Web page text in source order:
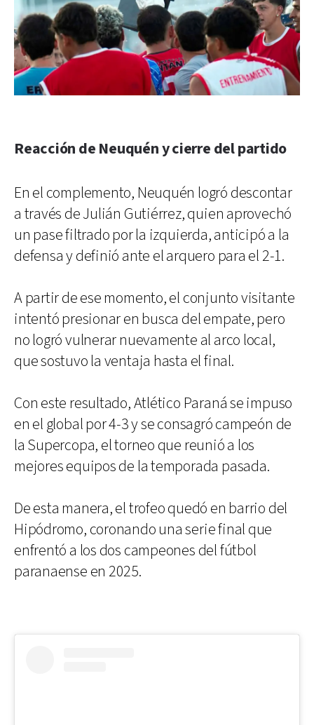
Reacción de Neuquén y cierre del partido
En el complemento, Neuquén logró descontar
a través de Julián Gutiérrez, quien aprovechó
un pase filtrado por la izquierda, anticipó a la
defensa y definió ante el arquero para el 2-1.
A partir de ese momento, el conjunto visitante
intentó presionar en busca del empate, pero
no logró vulnerar nuevamente al arco local,
que sostuvo la ventaja hasta el final.
Con este resultado, Atlético Paraná se impuso
en el global por 4-3 y se consagró campeón de
la Supercopa, el torneo que reunió a los
mejores equipos de la temporada pasada.
De esta manera, el trofeo quedó en barrio del
Hipódromo, coronando una serie final que
enfrentó a los dos campeones del fútbol
paranaense en 2025.